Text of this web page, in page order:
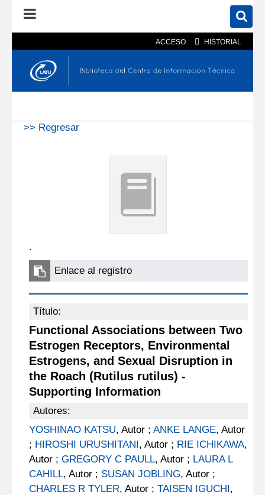
ACCESO HISTORIAL
En el catálogo En el sitio
>> Regresar
.
Enlace al registro
Título:
Functional Associations between Two
Estrogen Receptors, Environmental
Estrogens, and Sexual Disruption in
the Roach (Rutilus rutilus) -
Supporting Information
Autores:
YOSHINAO KATSU, Autor ; ANKE LANGE, Autor
; HIROSHI URUSHITANI, Autor ; RIE ICHIKAWA,
Autor ; GREGORY C PAULL, Autor ; LAURA L
CAHILL, Autor ; SUSAN JOBLING, Autor ;
CHARLES R TYLER, Autor ; TAISEN IGUCHI,